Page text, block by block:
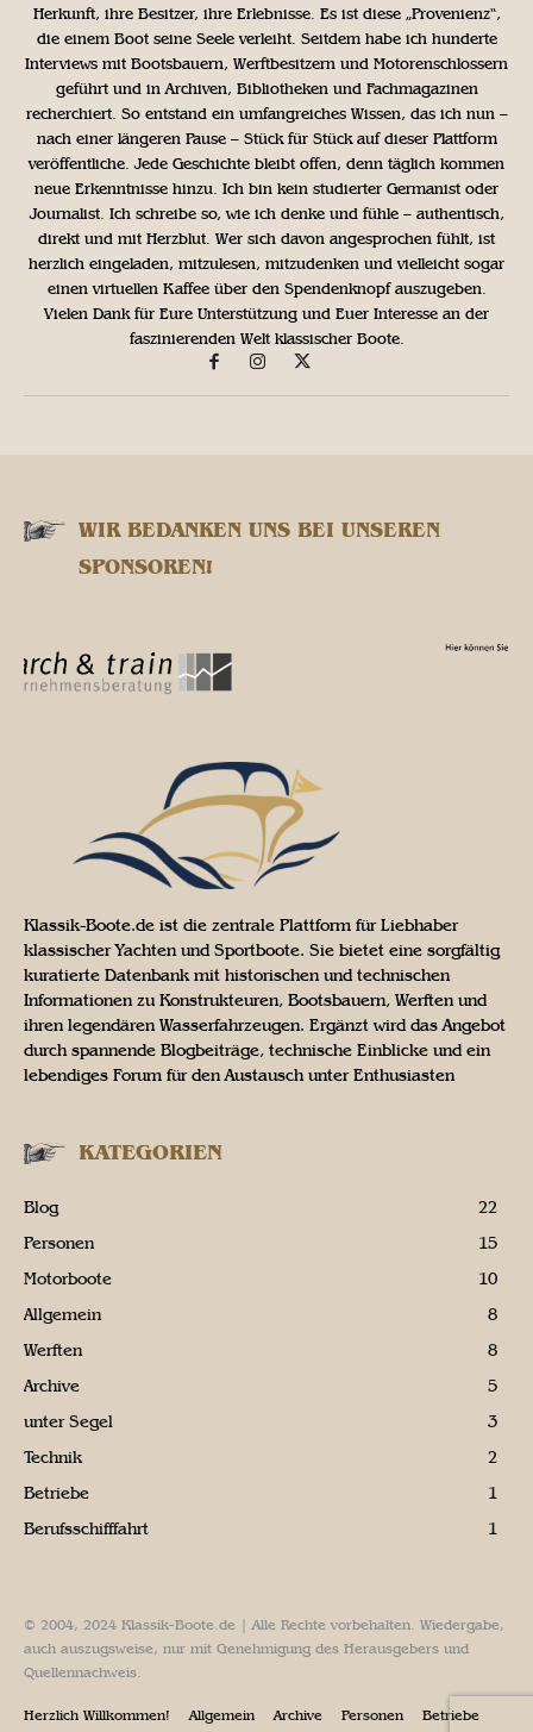
Herkunft, ihre Besitzer, ihre Erlebnisse. Es ist diese „Provenienz“,
die einem Boot seine Seele verleiht. Seitdem habe ich hunderte
Interviews mit Bootsbauern, Werftbesitzern und Motorenschlossern
geführt und in Archiven, Bibliotheken und Fachmagazinen
recherchiert. So entstand ein umfangreiches Wissen, das ich nun –
nach einer längeren Pause – Stück für Stück auf dieser Plattform
veröffentliche. Jede Geschichte bleibt offen, denn täglich kommen
neue Erkenntnisse hinzu. Ich bin kein studierter Germanist oder
Journalist. Ich schreibe so, wie ich denke und fühle – authentisch,
direkt und mit Herzblut. Wer sich davon angesprochen fühlt, ist
herzlich eingeladen, mitzulesen, mitzudenken und vielleicht sogar
einen virtuellen Kaffee über den Spendenknopf auszugeben.
Vielen Dank für Eure Unterstützung und Euer Interesse an der
faszinierenden Welt klassischer Boote.
WIR BEDANKEN UNS BEI UNSEREN
SPONSOREN!
Klassik-Boote.de ist die zentrale Plattform für Liebhaber
klassischer Yachten und Sportboote. Sie bietet eine sorgfältig
kuratierte Datenbank mit historischen und technischen
Informationen zu Konstrukteuren, Bootsbauern, Werften und
ihren legendären Wasserfahrzeugen. Ergänzt wird das Angebot
durch spannende Blogbeiträge, technische Einblicke und ein
lebendiges Forum für den Austausch unter Enthusiasten
KATEGORIEN
Blog
22
Personen
15
Motorboote
10
Allgemein
8
Werften
8
Archive
5
unter Segel
3
Technik
2
Betriebe
1
Berufsschifffahrt
1
© 2004, 2024 Klassik-Boote.de | Alle Rechte vorbehalten. Wiedergabe,
auch auszugsweise, nur mit Genehmigung des Herausgebers und
Quellennachweis.
Herzlich Willkommen! Allgemein Archive Personen
Betriebe